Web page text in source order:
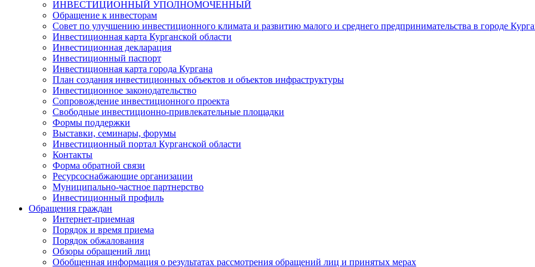
ИНВЕСТИЦИОННЫЙ УПОЛНОМОЧЕННЫЙ
Обращение к инвесторам
Совет по улучшению инвестиционного климата и развитию малого и среднего предпринимательства в городе
Инвестиционная карта Курганской области
Инвестиционная декларация
Инвестиционный паспорт
Инвестиционная карта города Кургана
План создания инвестиционных объектов и объектов инфраструктуры
Инвестиционное законодательство
Сопровождение инвестиционного проекта
Свободные инвестиционно-привлекательные площадки
Формы поддержки
Выставки, семинары, форумы
Инвестиционный портал Курганской области
Контакты
Форма обратной связи
Ресурсоснабжающие организации
Муниципально-частное партнерство
Инвестиционный профиль
Обращения граждан
Интернет-приемная
Порядок и время приема
Порядок обжалования
Обзоры обращений лиц
Обобщенная информация о результатах рассмотрения обращений лиц и принятых мерах